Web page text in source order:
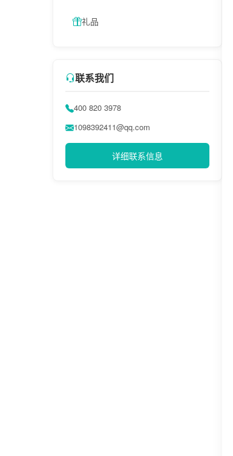
礼品
联系我们
400 820 3978
1098392411@qq.com
详细联系信息